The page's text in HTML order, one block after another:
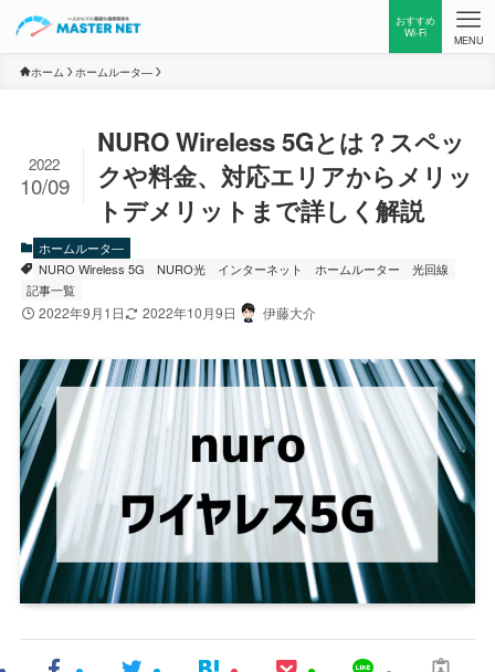
おすすめ
Wi-Fi
MENU
ホーム ホームルータ―
NURO Wireless 5Gとは？スペッ
クや料金、対応エリアからメリッ
トデメリットまで詳しく解説
2022
10/09
ホームルータ―
NURO Wireless 5G
NURO光 インターネット ホームルーター
光回線
記事一覧
2022年9月1日 2022年10月9日 伊藤大介